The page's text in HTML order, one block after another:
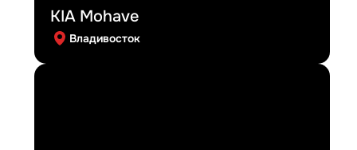
KIA Mohave
Владивосток